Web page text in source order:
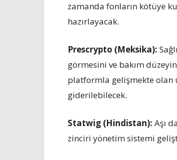
zamanda fonların kötüye
hazırlayacak.
Prescrypto (Meksika):
görmesini ve bakım
platformla gelişmekte olan
giderilebilecek.
Statwig (Hindistan): Aşı
zinciri yönetim sistemi